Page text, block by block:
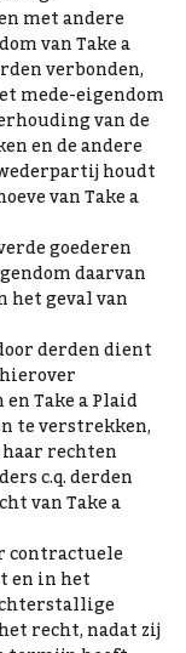
met andere
van Take a
verbonden,
mede-eigendom
van de
en de andere
houdt
van Take a
goederen
daarvan
het geval van
derden dient
Take a Plaid
te verstrekken,
rechten
c.q. derden
van Take a
contractuele
en in het
recht, nadat zij